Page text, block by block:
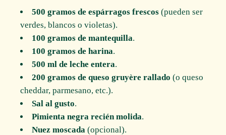
500 gramos de espárragos frescos (pueden ser
verdes, blancos o violetas).
100 gramos de mantequilla.
100 gramos de harina.
500 ml de leche entera.
200 gramos de queso gruyère rallado (o queso
cheddar, parmesano, etc.).
Sal al gusto.
Pimienta negra recién molida.
Nuez moscada (opcional).